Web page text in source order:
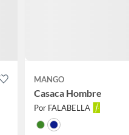
MANGO
Casaca Hombre
Por FALABELLA